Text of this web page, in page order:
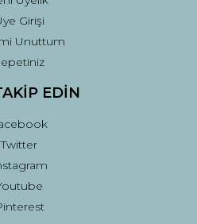
Girişi
Unuttum
EDİN
Twitter